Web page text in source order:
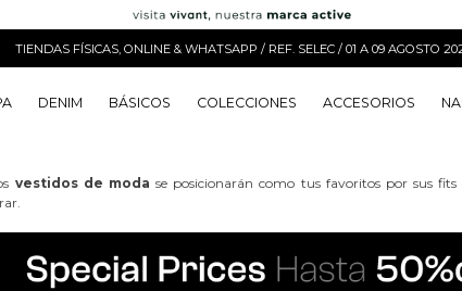
TIENDAS FÍSICAS, ONLINE & WHATSAPP / REF. SELEC / 01 A 09 AGOSTO
DENIM BÁSICOS COLECCIONES
Edit
ACCESORIOS
vestidos de moda se posicionarán como tus favoritos por sus